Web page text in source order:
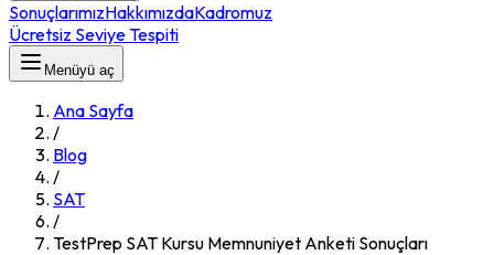
SonuçlarımızHakkımızdaKadromuz
Ücretsiz Seviye Tespiti
Menüyü aç
Ana Sayfa
/
Blog
/
SAT
/
TestPrep SAT Kursu Memnuniyet Anketi Sonuçları